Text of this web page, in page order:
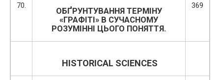
70.
ОБҐРУНТУВАННЯ ТЕРМІНУ
«ГРАФІТІ» В СУЧАСНОМУ
РОЗУМІННІ ЦЬОГО ПОНЯТТЯ.
369
HISTORICAL SCIENCES